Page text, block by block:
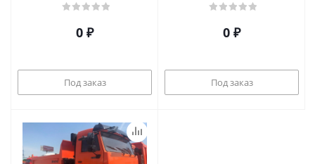
0 ₽
Под заказ
0 ₽
Под заказ